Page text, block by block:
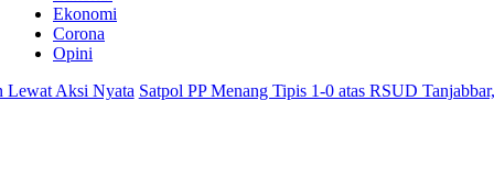
Ekonomi
Corona
Opini
Aksi Nyata Satpol PP Menang Tipis 1-0 atas RSUD Tanjabbar,